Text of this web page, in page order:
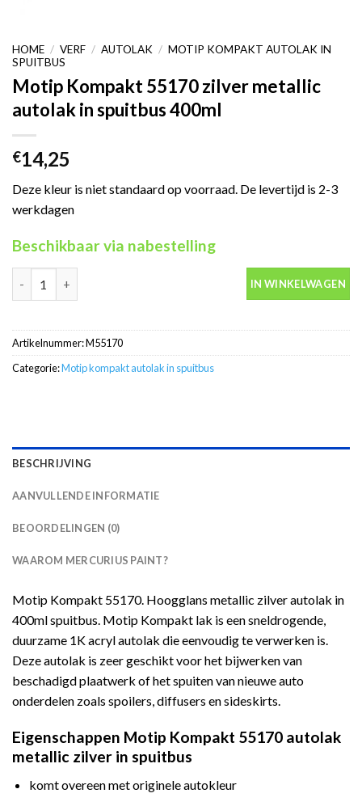
HOME / VERF / AUTOLAK / MOTIP KOMPAKT AUTOLAK IN
SPUITBUS
Motip Kompakt 55170 zilver metallic
autolak in spuitbus 400ml
€14,25
Deze kleur is niet standaard op voorraad. De levertijd is 2-3
werkdagen
Beschikbaar via nabestelling
Motip Kompakt 55170 zilver metallic autolak in spuitbus 400ml
IN WINKELWAGEN
Artikelnummer:M55170
Categorie:Motip kompakt autolak in spuitbus
BESCHRIJVING
AANVULLENDE INFORMATIE
BEOORDELINGEN (0)
WAAROM MERCURIUS PAINT?
Motip Kompakt 55170. Hoogglans metallic zilver autolak in
400ml spuitbus. Motip Kompakt lak is een sneldrogende,
duurzame 1K acryl autolak die eenvoudig te verwerken is.
Deze autolak is zeer geschikt voor het bijwerken van
beschadigd plaatwerk of het spuiten van nieuwe auto
onderdelen zoals spoilers, diffusers en sideskirts.
Eigenschappen Motip Kompakt 55170 autolak
metallic zilver in spuitbus
komt overeen met originele autokleur